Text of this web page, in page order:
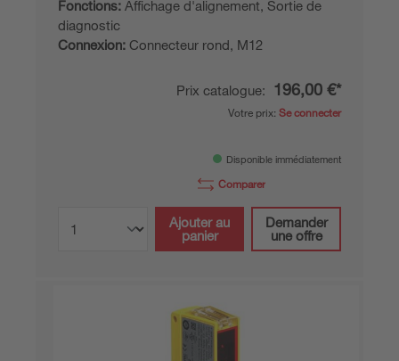
Fonctions: Affichage d'alignement, Sortie de
diagnostic
Connexion: Connecteur rond, M12
Prix catalogue: 196,00 €*
Votre prix: Se connecter
Disponible immédiatement
Comparer
Ajouter au
panier
Demander
une offre